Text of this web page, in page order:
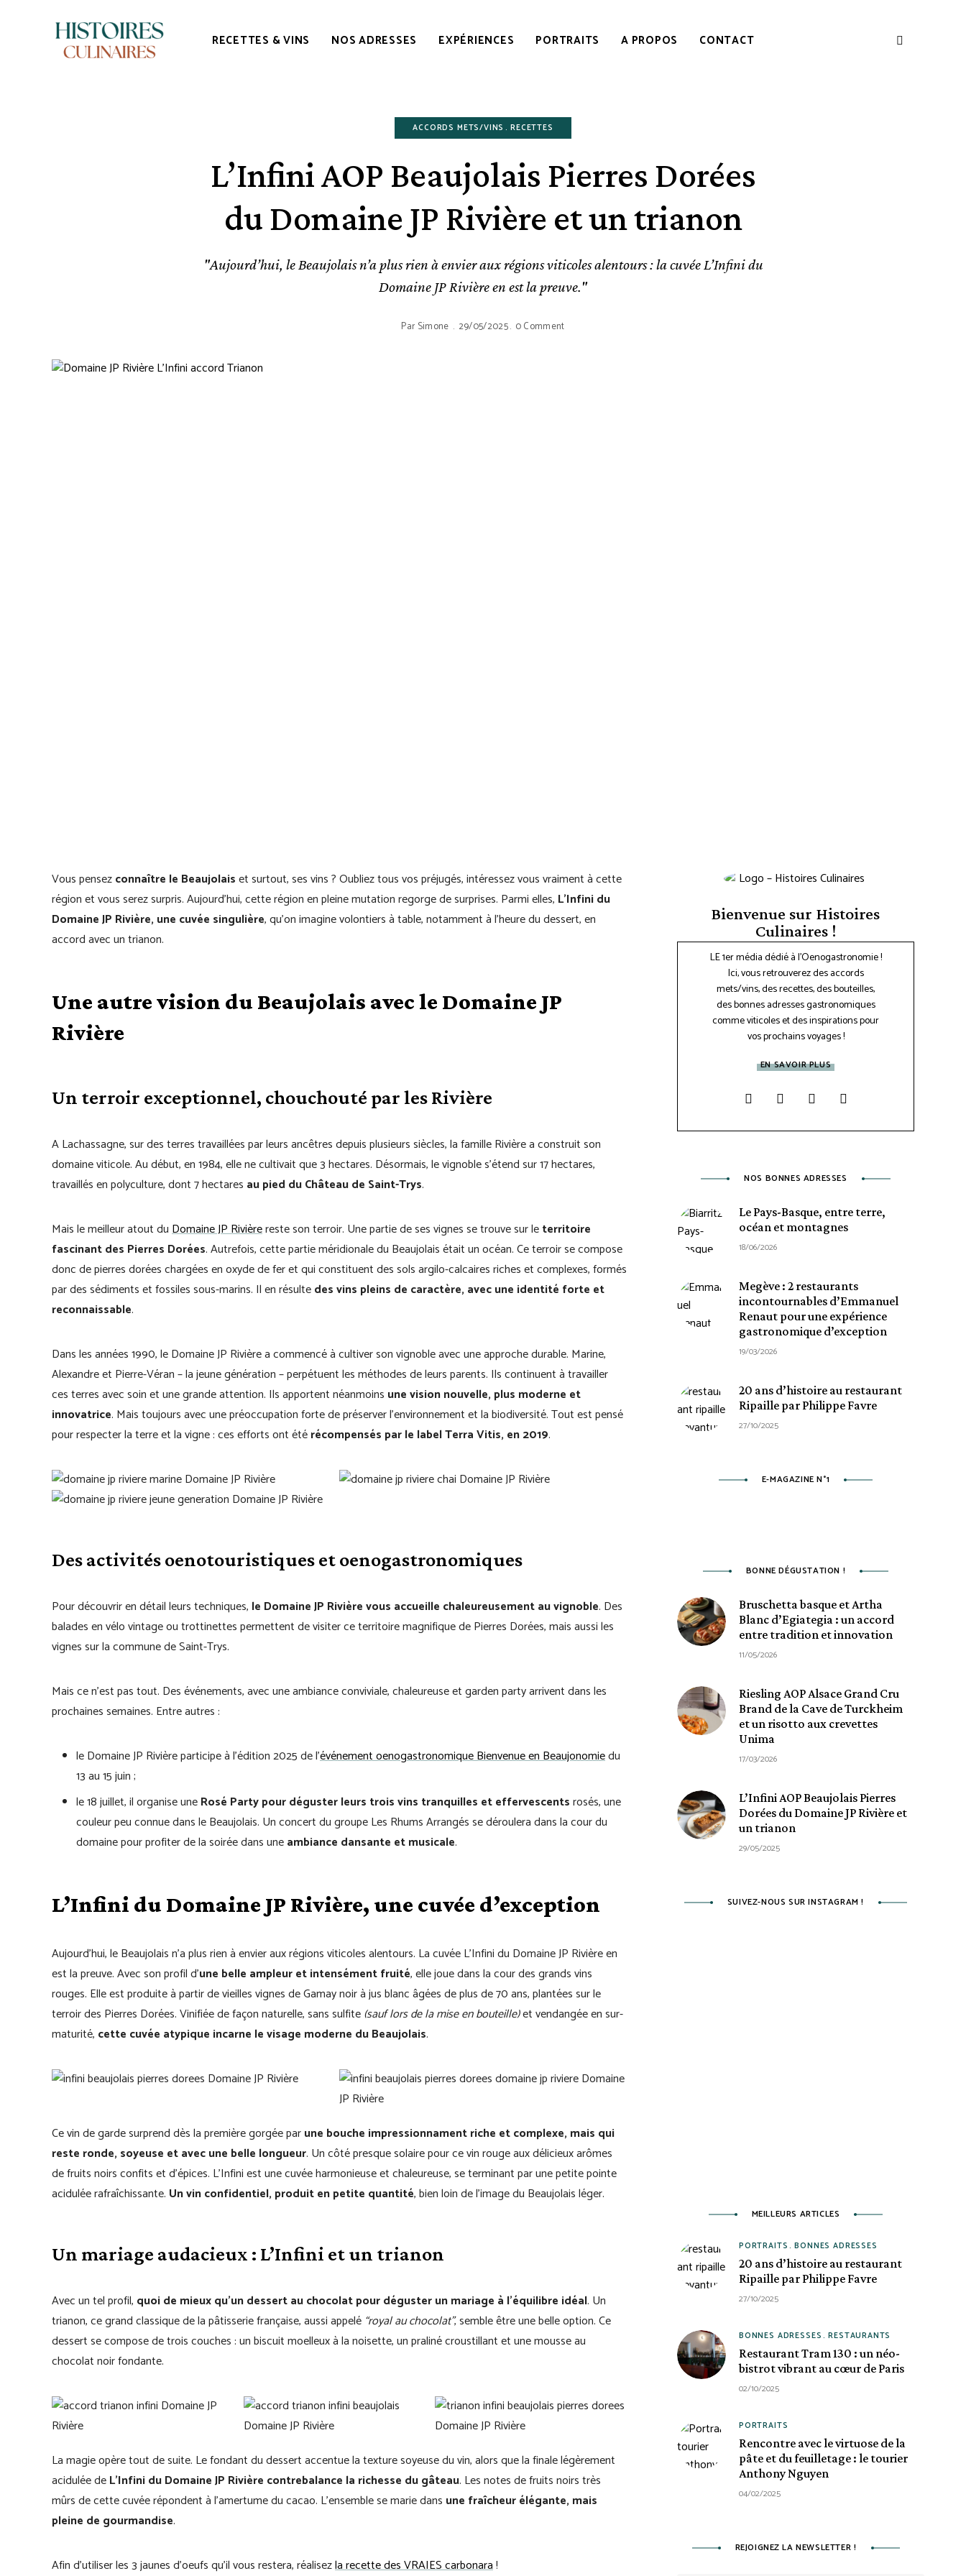
RECETTES & VINS NOS ADRESSES EXPÉRIENCES PORTRAITS A PROPOS CONTACT
ACCORDS METS/VINS RECETTES
L’Infini AOP Beaujolais Pierres Dorées
du Domaine JP Rivière et un trianon
"Aujourd’hui, le Beaujolais n’a plus rien à envier aux régions viticoles alentours : la cuvée L’Infini du
Domaine JP Rivière en est la preuve."
Par Simone 29/05/2025 0 Comment
Vous pensezconnaître le Beaujolaiset surtout, ses vins ? Oubliez tous vos préjugés, intéressez vous vraiment à cette
région et vous serez surpris. Aujourd’hui, cette région en pleine mutation regorge de surprises. Parmi elles, L’Infini du
Domaine JP Rivière, une cuvée singulière, qu’on imagine volontiers à table, notamment à l’heure du dessert, en
accord avec un trianon.
Une autre vision du Beaujolais avec le Domaine JP
Rivière
Un terroir exceptionnel, chouchouté par les Rivière
A Lachassagne, sur des terres travaillées par leurs ancêtres depuis plusieurs siècles, la famille Rivière a construit son
domaine viticole. Au début, en 1984, elle ne cultivait que 3 hectares. Désormais, le vignoble s’étend sur 17 hectares,
travaillés en polyculture, dont 7 hectares au pied du Château de Saint-Trys.
Mais le meilleur atout duDomaine JP Rivièrereste son terroir. Une partie de ses vignes se trouve sur leterritoire
fascinant des Pierres Dorées. Autrefois, cette partie méridionale du Beaujolais était un océan. Ce terroir se compose
donc de pierres dorées chargées en oxyde de fer et qui constituent des sols argilo-calcaires riches et complexes, formés
par des sédiments et fossiles sous-marins. Il en résultedes vins pleins de caractère, avec une identité forte et
reconnaissable.
Dans les années 1990, le Domaine JP Rivière a commencé à cultiver son vignoble avec une approche durable. Marine,
Alexandre et Pierre-Véran – la jeune génération – perpétuent les méthodes de leurs parents. Ils continuent à travailler
ces terres avec soin et une grande attention. Ils apportent néanmoins une vision nouvelle, plus moderne et
innovatrice. Mais toujours avec une préoccupation forte de préserver l’environnement et la biodiversité. Tout est pensé
pour respecter la terre et la vigne : ces efforts ont étérécompensés par le label Terra Vitis, en 2019.
Des activités oenotouristiques et oenogastronomiques
Pour découvrir en détail leurs techniques, le Domaine JP Rivière vous accueille chaleureusement au vignoble. Des
balades en vélo vintage ou trottinettes permettent de visiter ce territoire magnifique de Pierres Dorées, mais aussi les
vignes sur la commune de Saint-Trys.
Mais ce n’est pas tout. Des événements, avec une ambiance conviviale, chaleureuse et garden party arrivent dans les
prochaines semaines. Entre autres :
le Domaine JP Rivière participe à l’édition 2025 de l’événement oenogastronomique Bienvenue en Beaujonomiedu
13 au 15 juin ;
le 18 juillet, il organise uneRosé Party pour déguster leurs trois vins tranquilles et effervescentsrosés, une
couleur peu connue dans le Beaujolais. Un concert du groupe Les Rhums Arrangés se déroulera dans la cour du
domaine pour profiter de la soirée dans uneambiance dansante et musicale.
L’Infini du Domaine JP Rivière, une cuvée d’exception
Aujourd’hui, le Beaujolais n’a plus rien à envier aux régions viticoles alentours. La cuvée L’Infini du Domaine JP Rivière en
est la preuve. Avec son profil d’une belle ampleur et intensément fruité, elle joue dans la cour des grands vins
rouges. Elle est produite à partir de vieilles vignes de Gamay noir à jus blanc âgées de plus de 70 ans, plantées sur le
terroir des Pierres Dorées. Vinifiée de façon naturelle, sans sulfite(sauf lors de la mise en bouteille)et vendangée en sur-
maturité, cette cuvée atypique incarne le visage moderne du Beaujolais.
Ce vin de garde surprend dès la première gorgée parune bouche impressionnament riche et complexe, mais qui
reste ronde, soyeuse et avec une belle longueur. Un côté presque solaire pour ce vin rouge aux délicieux arômes
de fruits noirs confits et d’épices. L’Infini est une cuvée harmonieuse et chaleureuse, se terminant par une petite pointe
acidulée rafraîchissante. Un vin confidentiel, produit en petite quantité, bien loin de l’image du Beaujolais léger.
Un mariage audacieux : L’Infini et un trianon
Avec un tel profil, quoi de mieux qu’un dessert au chocolat pour déguster un mariage à l’équilibre idéal. Un
trianon, ce grand classique de la pâtisserie française, aussi appelé “royal au chocolat”, semble être une belle option. Ce
dessert se compose de trois couches : un biscuit moelleux à la noisette, un praliné croustillant et une mousse au
chocolat noir fondante.
La magie opère tout de suite. Le fondant du dessert accentue la texture soyeuse du vin, alors que la finale légèrement
acidulée deL’Infini du Domaine JP Rivière contrebalance la richesse du gâteau. Les notes de fruits noirs très
mûrs de cette cuvée répondent à l’amertume du cacao. L’ensemble se marie dans une fraîcheur élégante, mais
pleine de gourmandise.
Afin d’utiliser les 3 jaunes d’oeufs qu’il vous restera, réalisezla recette des VRAIES carbonara!
Bienvenue sur Histoires
Culinaires !
LE 1er média dédié à l'Oenogastronomie !
Ici, vous retrouverez des accords
mets/vins, des recettes, des bouteilles,
des bonnes adresses gastronomiques
comme viticoles et des inspirations pour
vos prochains voyages !
EN SAVOIR PLUS
NOS BONNES ADRESSES
Le Pays-Basque, entre terre,
océan et montagnes
18/06/2026
Megève : 2 restaurants
incontournables d’Emmanuel
Renaut pour une expérience
gastronomique d’exception
19/03/2026
20 ans d’histoire au restaurant
Ripaille par Philippe Favre
27/10/2025
E-MAGAZINE N°1
BONNE DÉGUSTATION !
Bruschetta basque et Artha
Blanc d’Egiategia : un accord
entre tradition et innovation
11/05/2026
Riesling AOP Alsace Grand Cru
Brand de la Cave de Turckheim
et un risotto aux crevettes
Unima
17/03/2026
L’Infini AOP Beaujolais Pierres
Dorées du Domaine JP Rivière et
un trianon
29/05/2025
SUIVEZ-NOUS SUR INSTAGRAM !
MEILLEURS ARTICLES
PORTRAITS BONNES ADRESSES
20 ans d’histoire au restaurant
Ripaille par Philippe Favre
27/10/2025
BONNES ADRESSES RESTAURANTS
Restaurant Tram 130 : un néo-
bistrot vibrant au cœur de Paris
02/10/2025
PORTRAITS
Rencontre avec le virtuose de la
pâte et du feuilletage : le tourier
Anthony Nguyen
04/02/2025
REJOIGNEZ LA NEWSLETTER !